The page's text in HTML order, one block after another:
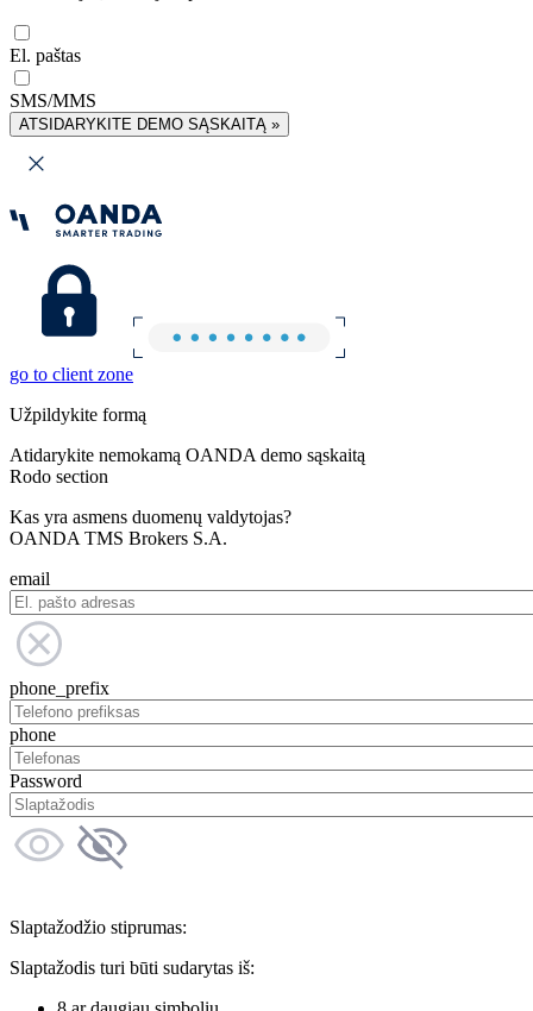
El. paštas
SMS/MMS
ATSIDARYKITE DEMO SĄSKAITĄ »
go to client zone
Užpildykite formą
Atidarykite nemokamą OANDA demo sąskaitą
Rodo section
Kas yra asmens duomenų valdytojas?
OANDA TMS Brokers S.A.
email
phone_prefix
phone
Password
Slaptažodžio stiprumas:
Slaptažodis turi būti sudarytas iš: